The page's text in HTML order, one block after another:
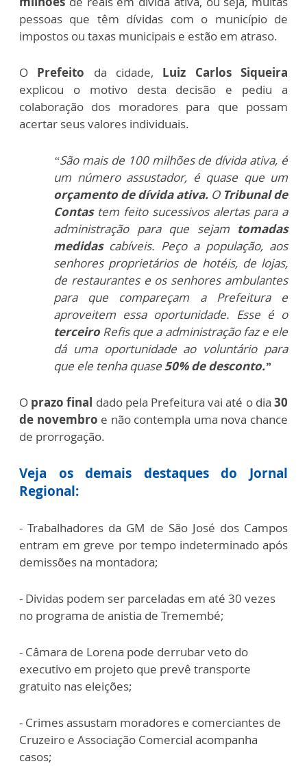
pessoas que têm dívidas com o município de
impostos ou taxas municipais e estão em atraso.
O Prefeito da cidade, Luiz Carlos Siqueira
explicou o motivo desta decisão e pediu a
colaboração dos moradores para que possam
acertar seus valores individuais.
“São mais de 100 milhões de dívida ativa, é
um número assustador, é quase que um
orçamento de dívida ativa. O Tribunal de
Contastem feito sucessivos alertas para a
administração para que sejam tomadas
medidascabíveis. Peço a população, aos
senhores proprietários de hotéis, de lojas,
de restaurantes e os senhores ambulantes
para que compareçam a Prefeitura e
aproveitem essa oportunidade. Esse é o
terceiro Refis que a administração faz e ele
dá uma oportunidade ao voluntário para
que ele tenha quase 50% de desconto.”
O prazo final dado pela Prefeitura vai até o dia30
de novembro e não contempla uma nova chance
de prorrogação.
Veja os demais destaques do Jornal
Regional:
- Trabalhadores da GM de São José dos Campos
entram em greve por tempo indeterminado após
demissões na montadora;
- Dividas podem ser parceladas em até 30 vezes
no programa de anistia de Tremembé;
- Câmara de Lorena pode derrubar veto do
executivo em projeto que prevê transporte
gratuito nas eleições;
- Crimes assustam moradores e comerciantes de
Cruzeiro e Associação Comercial acompanha
casos;